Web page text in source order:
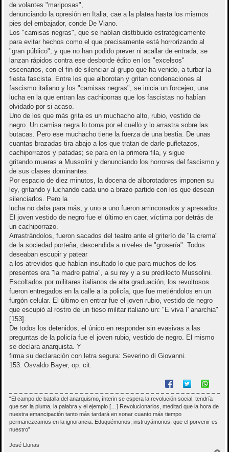
de volantes "mariposas",
denunciando la opresión en Italia, cae a la platea hasta los mismos
pies del embajador, conde De Viano.
Los "camisas negras", que se habían disttibuido estratégicamente
para evitar hechos como el que precisamente está horrorizando al
"gran público", y que no han podido prever ni acallar de entrada, se
lanzan rápidos contra ese desborde édito en los "excelsos"
escenarios, con el fin de silenciar al grupo que ha venido, a turbar la
fiesta fascista. Entre los que alborotan y gritan condenaciones al
fascismo italiano y los "camisas negras", se inicia un forcejeo, una
lucha en la que entran las cachiporras que los fascistas no habían
olvidado por si acaso.
Uno de los que más grita es un muchacho alto, rubio, vestido de
negro. Un camisa negra lo toma por el cuello y lo arrastra sobre las
butacas. Pero ese muchacho tiene la fuerza de una bestia. De unas
cuantas brazadas tira abajo a los que tratan de darle puñetazos,
cachiporrazos y patadas; se para en la primera fila, y sigue
gritando mueras a Mussolini y denunciando los horrores del fascismo y
de sus clases dominantes.
Por espacio de diez minutos, la docena de alborotadores imponen su
ley, gritando y luchando cada uno a brazo partido con los que desean
silenciarlos. Pero la
lucha no daba para más, y uno a uno fueron arrinconados y apresados.
El joven vestido de negro fue el último en caer, víctima por detrás de
un cachiporrazo.
Arrastrándolos, fueron sacados del teatro ante el griterío de "la crema"
de la sociedad porteña, descendida a niveles de "grosería". Todos
deseaban escupir y patear
a los atrevidos que habían insultado lo que para muchos de los
presentes era "la madre patria", a su rey y a su predilecto Mussolini.
Escoltados por militares italianos de alta graduación, los revoltosos
fueron entregados en la calle a la policía, que fue metiéndolos en un
furgón celular. El último en entrar fue el joven rubio, vestido de negro
que escupió al rostro de un tieso militar italiano un: "E viva I' anarchia"
[153].
De todos los detenidos, el único en responder sin evasivas a las
preguntas de la policía fue el joven rubio, vestido de negro. El mismo
se declara anarquista. Y
firma su declaración con letra segura: Severino di Giovanni.
153. Osvaldo Bayer, op. cit.
“El campo de batalla del anarquismo, ínterin se espera la revolución social, tendría
que ser la pluma, la palabra y el ejemplo […] Revolucionarios, meditad que la hora de
nuestra emancipación tanto más tardará en sonar cuanto más tiempo
permanezcamos en la ignorancia. Eduquémonos, instruyámonos, que el porvenir es
nuestro”
José Llunas